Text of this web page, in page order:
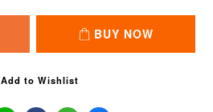
BUY NOW
Add to Wishlist